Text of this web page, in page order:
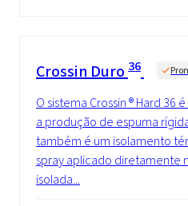
Crossin Duro 36
O sistema Crossin ® Hard 36
a produção de espuma
também é um isolamento
spray aplicado diretamente
isolada...